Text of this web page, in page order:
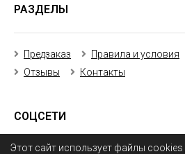
Этот сайт использует файлы
РАЗДЕЛЫ
Предзаказ Правила и условия
Отзывы
Контакты
СОЦСЕТИ